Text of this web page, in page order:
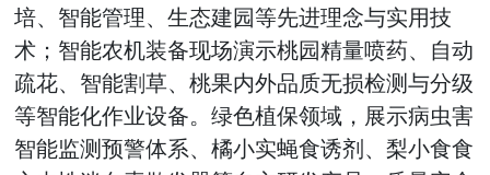
培、智能管理、生态建园等先进理念与实用技
术；智能农机装备现场演示桃园精量喷药、自动
疏花、智能割草、桃果内外品质无损检测与分级
等智能化作业设备。绿色植保领域，展示病虫害
智能监测预警体系、橘小实蝇食诱剂、梨小食食